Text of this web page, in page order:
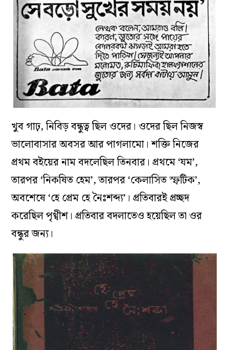
খুব গাঢ়, নিবিড় বন্ধুত্ব ছিল ওদের। ওদের ছিল নিজস্ব
ভালোবাসার অবসর আর পাগলামো। শক্তি নিজের
প্রথম বইয়ের নাম বদলেছিল তিনবার। প্রথমে ‘যম’,
তারপর ‘নিকষিত হেম’, তারপর ‘কেলাসিত স্ফটিক’,
অবশেষে ‘হে প্রেম হে নৈঃশব্দ্য’। প্রতিবারই প্রচ্ছদ
করেছিল পৃথ্বীশ। প্রতিবার বদলাতেও হয়েছিল তা ওর
বন্ধুর জন্য।